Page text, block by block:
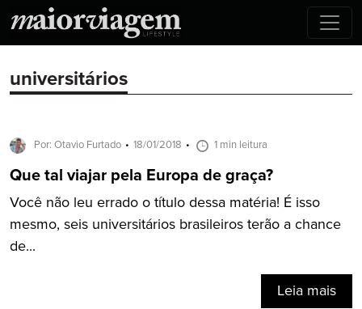
universitários
Por: Otavio Furtado 18/01/2018 1 min leitura
Que tal viajar pela Europa de graça?
Você não leu errado o título dessa matéria! É isso
mesmo, seis universitários brasileiros terão a chance
de...
Leia mais